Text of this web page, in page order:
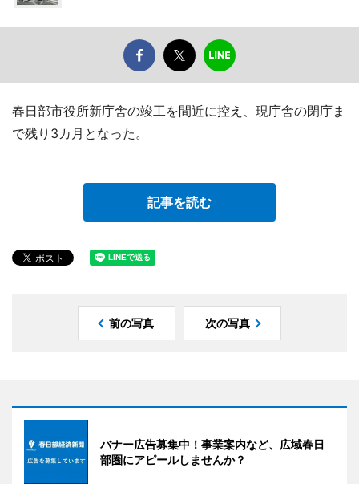
春日部市役所新庁舎の竣工を間近に控え、現庁舎の閉庁ま
で残り3カ月となった。
記事を読む
前の写真 次の写真
バナー広告募集中！事業案内など、広域春日
部圏にアピールしませんか？